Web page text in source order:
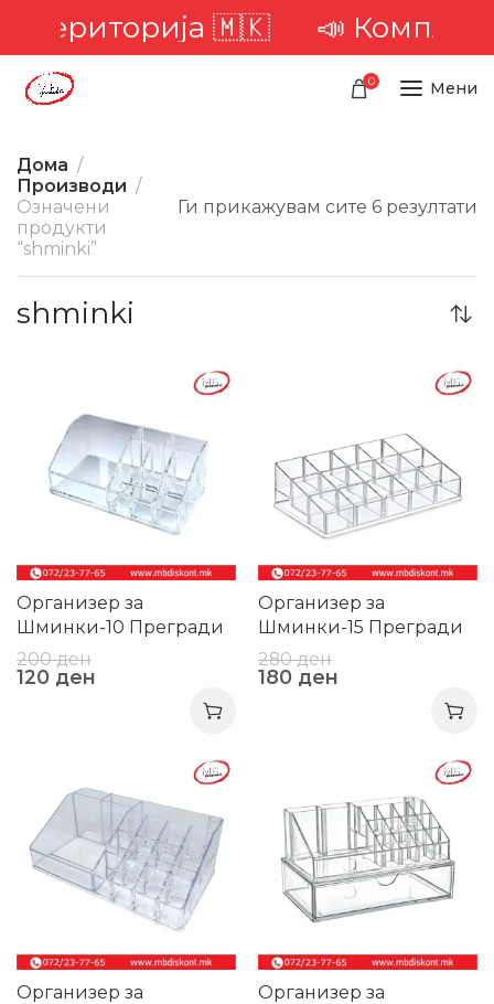
територија 🇲🇰 📣
0 Мени
Дома
Производи
Означени
продукти
“shminki”
Ги прикажувам сите 6 резултати
shminki
Организер за
Шминки-10 Прегради
200ден
120 ден
Организер за
Шминки-15 Прегради
280ден
180 ден
Организер за
Организер за